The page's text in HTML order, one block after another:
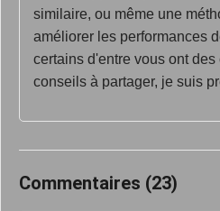
similaire, ou même une
améliorer les performances
certains d'entre vous ont
conseils à partager, je suis
Commentaires (23)